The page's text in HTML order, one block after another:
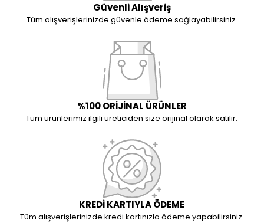
Güvenli Alışveriş
Tüm alışverişlerinizde güvenle ödeme sağlayabilirsiniz.
%100 ORİJİNAL ÜRÜNLER
Tüm ürünlerimiz ilgili üreticiden size orijinal olarak satılır.
KREDİ KARTIYLA ÖDEME
Tüm alışverişlerinizde kredi kartınızla ödeme yapabilirsiniz.